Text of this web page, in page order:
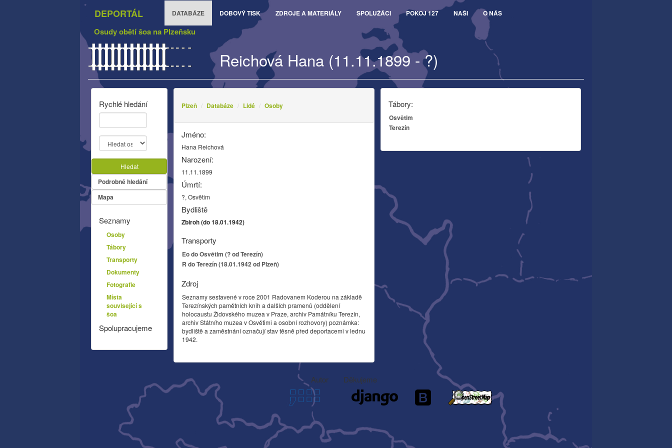
DEPORTÁL DATABÁZE DOBOVÝ TISK ZDROJE A MATERIÁLY SPOLUŽÁCI POKOJ 127 NAŠI O NÁS
Osudy obětí šoa na Plzeňsku
Reichová Hana (11.11.1899 - ?)
Tábory:
Osvětim
Terezín
Plzeň Databáze Lidé Osoby
Jméno:
Hana Reichová
Narození:
11.11.1899
Úmrtí:
?, Osvětim
Bydliště
Zbiroh (do 18.01.1942)
Transporty
Eo do Osvětim (? od Terezín)
R do Terezín (18.01.1942 od Plzeň)
Zdroj
Seznamy sestavené v roce 2001 Radovanem Koderou na základě
Terezínských pamětních knih a dalších pramenů (oddělení
holocaustu Židovského muzea v Praze, archiv Památníku Terezín,
archiv Státního muzea v Osvětimi a osobní rozhovory) poznámka:
bydliště a zaměstnání označují stav těsně před deportacemi v lednu
1942.
Rychlé hledání
Hledat
Podrobné hledání
Mapa
Seznamy
Osoby
Tábory
Transporty
Dokumenty
Fotografie
Místa
související s
šoa
Spolupracujeme
Autor Děkujeme